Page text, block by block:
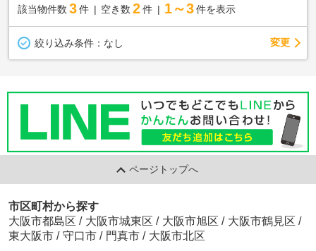
該当物件数 3件 空き数 2 件 1～3 件を表示
絞り込み条件： なし 変更
ページトップへ
市区町村から探す
大阪市都島区 / 大阪市城東区 / 大阪市旭区 / 大阪市鶴見区 /
東大阪市 / 守口市 / 門真市 / 大阪市北区